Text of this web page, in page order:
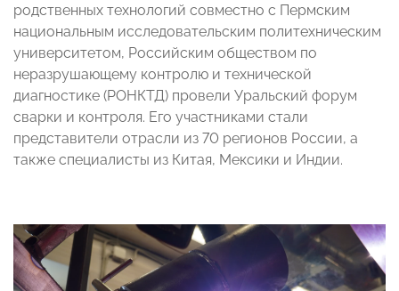
родственных технологий совместно с Пермским
национальным исследовательским политехническим
университетом, Российским обществом по
неразрушающему контролю и технической
диагностике (РОНКТД) провели Уральский форум
сварки и контроля. Его участниками стали
представители отрасли из 70 регионов России, а
также специалисты из Китая, Мексики и Индии.